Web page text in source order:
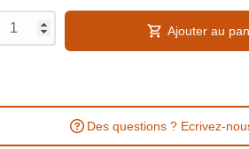
Ajouter au
Des questions ? Ecrivez-